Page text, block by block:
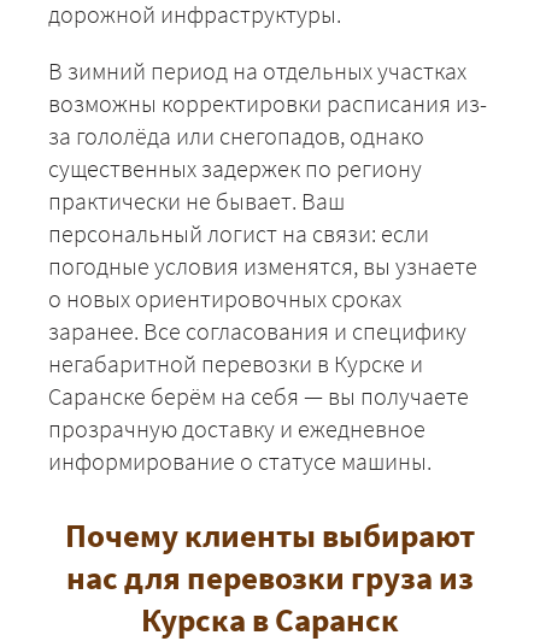
дорожной инфраструктуры.
В зимний период на отдельных участках
возможны корректировки расписания из-
за гололёда или снегопадов, однако
существенных задержек по региону
практически не бывает. Ваш
персональный логист на связи: если
погодные условия изменятся, вы узнаете
о новых ориентировочных сроках
заранее. Все согласования и специфику
негабаритной перевозки в Курске и
Саранске берём на себя — вы получаете
прозрачную доставку и ежедневное
информирование о статусе машины.
Почему клиенты выбирают
нас для перевозки груза из
Курска в Саранск
ЗАКАЗАТЬ